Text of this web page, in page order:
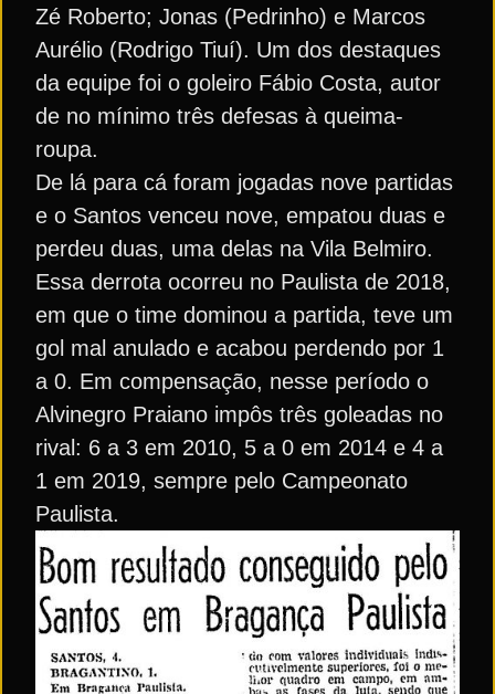
Zé Roberto; Jonas (Pedrinho) e Marcos
Aurélio (Rodrigo Tiuí). Um dos destaques
da equipe foi o goleiro Fábio Costa, autor
de no mínimo três defesas à queima-
roupa.
De lá para cá foram jogadas nove partidas
e o Santos venceu nove, empatou duas e
perdeu duas, uma delas na Vila Belmiro.
Essa derrota ocorreu no Paulista de 2018,
em que o time dominou a partida, teve um
gol mal anulado e acabou perdendo por 1
a 0. Em compensação, nesse período o
Alvinegro Praiano impôs três goleadas no
rival: 6 a 3 em 2010, 5 a 0 em 2014 e 4 a
1 em 2019, sempre pelo Campeonato
Paulista.